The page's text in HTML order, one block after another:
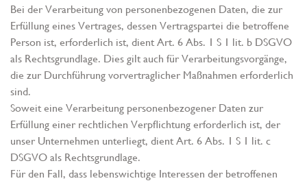
Bei der Verarbeitung von personenbezogenen Daten, die zur
Erfüllung eines Vertrages, dessen Vertragspartei die betroffene
Person ist, erforderlich ist, dient Art. 6 Abs. 1 S 1 lit. b DSGVO
als Rechtsgrundlage. Dies gilt auch für Verarbeitungsvorgänge,
die zur Durchführung vorvertraglicher Maßnahmen erforderlich
sind.
Soweit eine Verarbeitung personenbezogener Daten zur
Erfüllung einer rechtlichen Verpflichtung erforderlich ist, der
unser Unternehmen unterliegt, dient Art. 6 Abs. 1 S 1 lit. c
DSGVO als Rechtsgrundlage.
Für den Fall, dass lebenswichtige Interessen der betroffenen